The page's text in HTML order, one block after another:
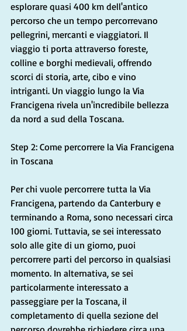
esplorare quasi 400 km dell'antico
percorso che un tempo percorrevano
pellegrini, mercanti e viaggiatori. Il
viaggio ti porta attraverso foreste,
colline e borghi medievali, offrendo
scorci di storia, arte, cibo e vino
intriganti. Un viaggio lungo la Via
Francigena rivela un'incredibile bellezza
da nord a sud della Toscana.
Step 2: Come percorrere la Via Francigena
in Toscana
Per chi vuole percorrere tutta la Via
Francigena, partendo da Canterbury e
terminando a Roma, sono necessari circa
100 giorni. Tuttavia, se sei interessato
solo alle gite di un giorno, puoi
percorrere parti del percorso in qualsiasi
momento. In alternativa, se sei
particolarmente interessato a
passeggiare per la Toscana, il
completamento di quella sezione del